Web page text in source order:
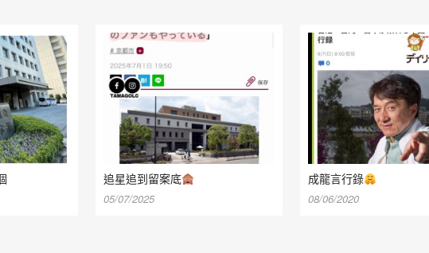
追星追到留案底
05/07/2025
成龍言行錄
08/06/2020